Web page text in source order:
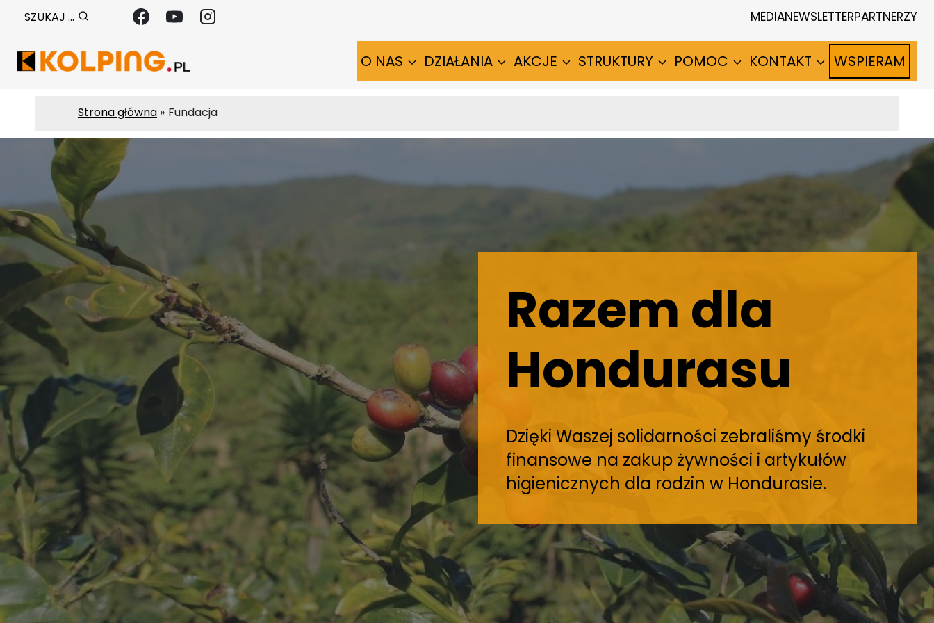
Przejdź
do
treści
SZUKAJ ... MEDIANEWSLETTERPARTNERZY
O NAS DZIAŁANIA AKCJE STRUKTURY POMOC KONTAKT WSPIERAM
Strona główna Fundacja
środki
Kawa
z
Wspieramy rolników
ekologiczną kawę na
Kolpinga w Hondurasie